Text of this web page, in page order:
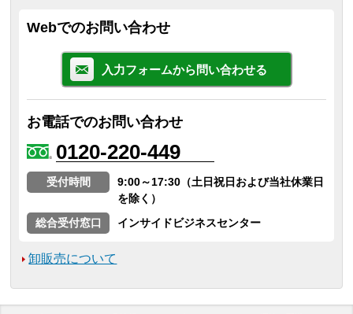
Webでのお問い合わせ
入力フォームから問い合わせる
お電話でのお問い合わせ
0120-220-449
受付時間
9:00～17:30（土日祝日および当社休業日
を除く）
総合受付窓口
インサイドビジネスセンター
卸販売について